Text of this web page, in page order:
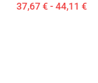
37,67 € - 44,11 €